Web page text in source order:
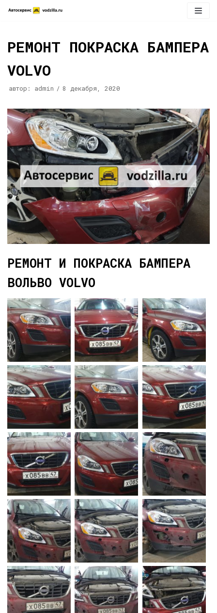
Перейти
РЕМОНТ ПОКРАСКА БАМПЕРА
VOLVO
автор: admin 8 декабря, 2020
РЕМОНТ И ПОКРАСКА БАМПЕРА
ВОЛЬВО VOLVO